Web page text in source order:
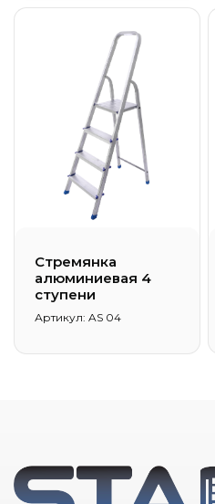
Стремянка
алюминиевая 4
ступени
Артикул: AS 04